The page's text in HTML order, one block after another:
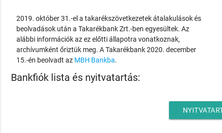
2019. október 31.-el a takarékszövetkezetek átalakulások és
beolvadások után a Takarékbank Zrt.-ben egyesültek. Az
alábbi információk az ez előtti állapotra vonatkoznak,
archívumként őriztük meg. A Takarékbank 2020. december
15.-én beolvadt az MBH Bankba.
Bankfiók lista és nyitvatartás: